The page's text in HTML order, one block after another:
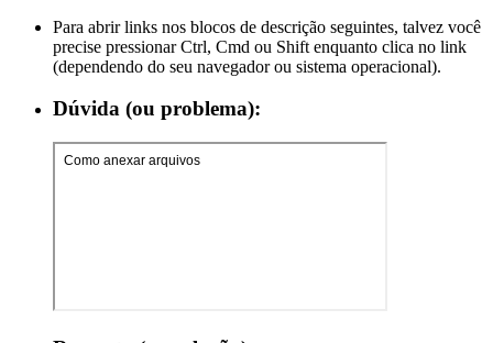
Para abrir links nos blocos de descrição seguintes, talvez você
precise pressionar Ctrl, Cmd ou Shift enquanto clica no link
(dependendo do seu navegador ou sistema operacional).
Dúvida (ou problema):